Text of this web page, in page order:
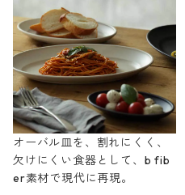
オーバル皿を、割れにくく、
欠けにくい食器として、b fib
er素材で現代に再現。